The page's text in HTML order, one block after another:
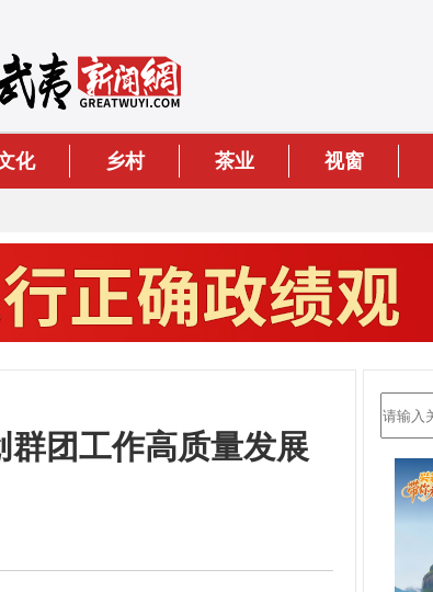
化 乡村 茶业 视窗
团工作高质量发展